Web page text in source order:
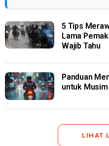
5 Tips
Lama
Wajib Tahu
Panduan
untuk Musim
LIHAT